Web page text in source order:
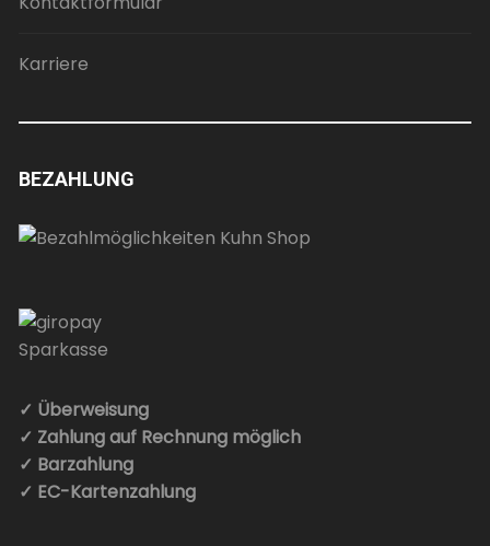
Karriere
BEZAHLUNG
✓ Überweisung
✓ Zahlung auf Rechnung möglich
✓ Barzahlung
✓ EC-Kartenzahlung